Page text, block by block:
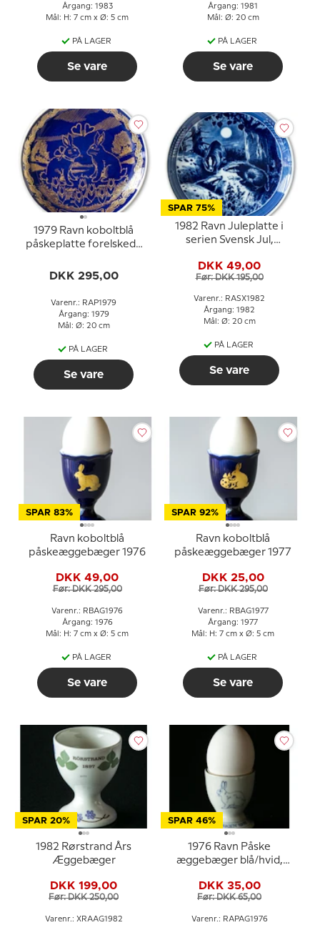
Årgang: 1983
Mål: H: 7 cm x Ø: 5 cm
PÅ LAGER
Se vare
Årgang: 1981
Mål: Ø: 20 cm
PÅ LAGER
Se vare
1979 Ravn koboltblå
påskeplatte forelskede
DKK 295,00
Varenr.: RAP1979
Årgang: 1979
Mål: Ø: 20 cm
PÅ LAGER
Se vare
SPAR 75%
1982 Ravn Juleplatte i
serien Svensk Jul,
DKK 49,00
Før: DKK 195,00
Varenr.: RASX1982
Årgang: 1982
Mål: Ø: 20 cm
PÅ LAGER
Se vare
SPAR 83%
Ravn koboltblå
påskeæggebæger 1976
DKK 49,00
Før: DKK 295,00
Varenr.: RBAG1976
Årgang: 1976
Mål: H: 7 cm x Ø: 5 cm
PÅ LAGER
Se vare
SPAR 92%
Ravn koboltblå
påskeæggebæger 1977
DKK 25,00
Før: DKK 295,00
Varenr.: RBAG1977
Årgang: 1977
Mål: H: 7 cm x Ø: 5 cm
PÅ LAGER
Se vare
SPAR 20%
1982 Rørstrand Års
Æggebæger
DKK 199,00
Før: DKK 250,00
Varenr.: XRAAG1982
SPAR 46%
1976 Ravn Påske
æggebæger blå/hvid,
DKK 35,00
Før: DKK 65,00
Varenr.: RAPAG1976